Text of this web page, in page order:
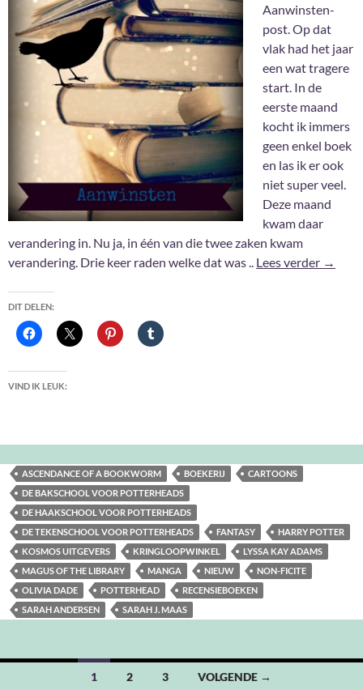
Aanwinsten-
post. Op dat
vlak had het jaar
een wat tragere
start. In de
eerste maand
kocht ik immers
geen enkel boek
en las ik er ook
niet super veel.
Deze maand
kwam daar
verandering in. Nu ja, in één van die twee zaken kwam
verandering. Drie keer raden welke dat was .. Lees verder →
DIT DELEN:
VIND IK LEUK:
ASCENDANCE OF A BOOKWORM BOEKERIJ
CARTOONS
DE BAKSCHOOL VOOR POTTERHEADS
DE HAAKSCHOOL VOOR POTTERHEADS
DE TEKENSCHOOL VOOR POTTERHEADS
FANTASY
HARRY POTTER
KOSMOS UITGEVERS
KRINGLOOPWINKEL
LYSSA KAY ADAMS
MAGUS OF THE LIBRARY
MANGA NIEUW
NON-FICITE
OLIVIA DADE
POTTERHEAD
RECENSIEBOEKEN
SARAH ANDERSEN
SARAH J. MAAS
Berichten1 2 3 VOLGENDE →